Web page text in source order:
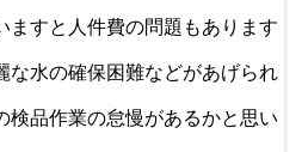
ますと人件費の問題もあります
な水の確保困難などがあげられ
検品作業の怠慢があるかと思い